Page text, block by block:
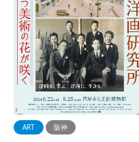
ART 阪神